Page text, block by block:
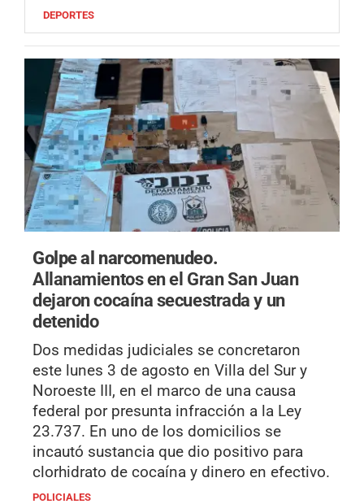
DEPORTES
Golpe al narcomenudeo.
Allanamientos en el Gran San Juan
dejaron cocaína secuestrada y un
detenido
Dos medidas judiciales se concretaron
este lunes 3 de agosto en Villa del Sur y
Noroeste III, en el marco de una causa
federal por presunta infracción a la Ley
23.737. En uno de los domicilios se
incautó sustancia que dio positivo para
clorhidrato de cocaína y dinero en efectivo.
POLICIALES